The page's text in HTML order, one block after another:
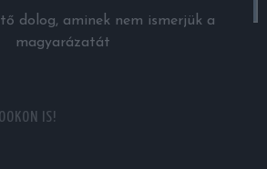
dolog, aminek nem ismerjük a
magyarázatát
IS!